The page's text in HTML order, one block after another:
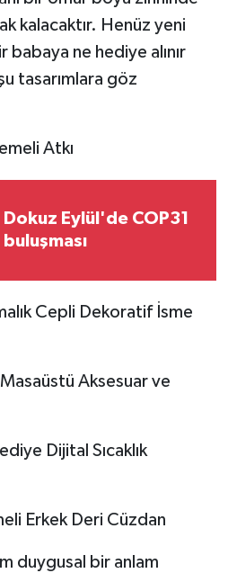
kalacaktır. Henüz yeni
babaya ne hediye alınır
tasarımlara göz
Atkı
Dokuz Eylül'de COP31
buluşması
Cepli Dekoratif İsme
Aksesuar ve
Dijital Sıcaklık
Erkek Deri Cüzdan
duygusal bir anlam